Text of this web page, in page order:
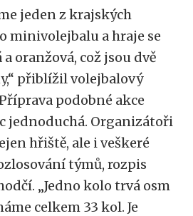
jeden z krajských
minivolejbalu a hraje se
oranžová, což jsou dvě
přiblížil volejbalový
podobné akce
jednoduchá. Organizátoři
hřiště, ale i veškeré
týmů, rozpis
„Jedno kolo trvá osm
celkem 33 kol. Je